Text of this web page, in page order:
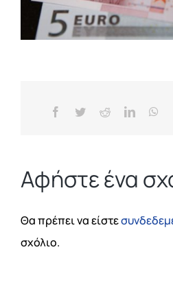
Blog
Facebook
TwitterRedditLinkedIn
Αφήστε ένα
Θα πρέπει να είστε
σχόλιο.